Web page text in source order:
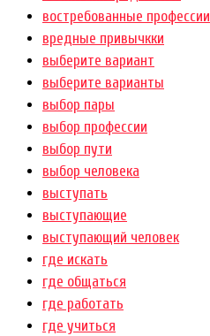
востребованные профессии
вредные привычкки
выберите вариант
выберите варианты
выбор пары
выбор профессии
выбор пути
выбор человека
выступать
выступающие
выступающий человек
где искать
где общаться
где работать
где учиться